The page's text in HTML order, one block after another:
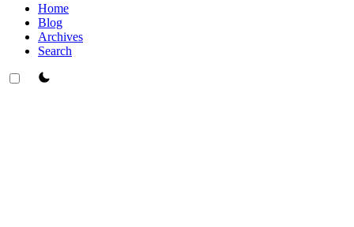
Home
Blog
Archives
Search
theme switcher